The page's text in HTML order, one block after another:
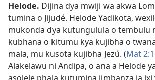
Helode. Dijina dya mwiji wa akwa
tumina o Jijudé. Helode Yadikota,
mukonda dya kutungulula o tembulu
kubhana o kitumu kya kujibha o
mala, mu kusota kujibha Jezú. (Mat
Alakelawu ni Andipa, o ana a Helode